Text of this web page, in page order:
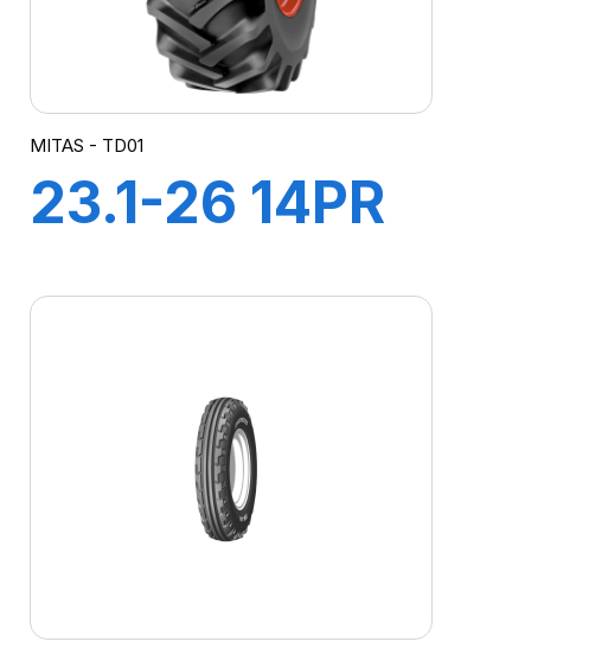
MITAS - TD01
23.1-26 14PR